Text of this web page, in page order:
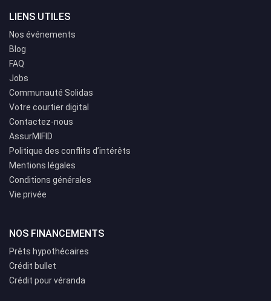
LIENS UTILES
Nos événements
Blog
FAQ
Jobs
Communauté Solidas
Votre courtier digital
Contactez-nous
AssurMIFID
Politique des conflits d’intérêts
Mentions légales
Conditions générales
Vie privée
NOS FINANCEMENTS
Prêts hypothécaires
Crédit bullet
Crédit pour véranda